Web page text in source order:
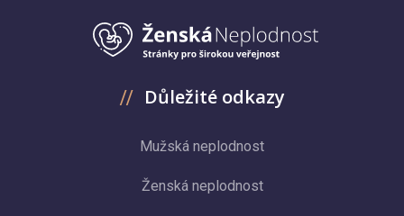
Důležité odkazy
Mužská neplodnost
Ženská neplodnost